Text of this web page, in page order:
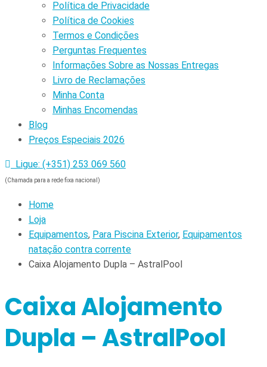
Política de Privacidade
Política de Cookies
Termos e Condições
Perguntas Frequentes
Informações Sobre as Nossas Entregas
Livro de Reclamações
Minha Conta
Minhas Encomendas
Blog
Preços Especiais 2026
Ligue: (+351) 253 069 560
(Chamada para a rede fixa nacional)
Home
Loja
Equipamentos, Para Piscina Exterior, Equipamentos
natação contra corrente
Caixa Alojamento Dupla – AstralPool
Caixa Alojamento
Dupla – AstralPool